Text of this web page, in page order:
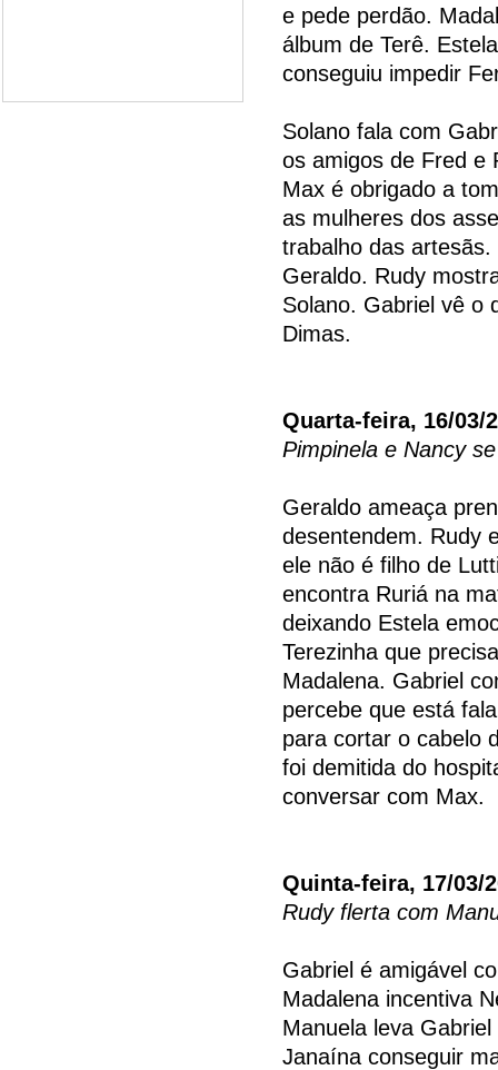
e pede perdão.
álbum de Terê.
conseguiu impedir
Solano fala com
os amigos de Fred e
Max é obrigado a
as mulheres dos
trabalho das
Geraldo. Rudy
Solano. Gabriel vê o
Dimas.
Quarta-feira, 16/03/
Pimpinela e Nancy
Geraldo ameaça
desentendem. Rudy
ele não é filho de
encontra Ruriá na
deixando Estela
Terezinha que
Madalena. Gabriel
percebe que está
para cortar o cabelo
foi demitida do
conversar com Max.
Quinta-feira, 17/03/
Rudy flerta com
Gabriel é amigável
Madalena incentiva
Manuela leva
Janaína conseguir